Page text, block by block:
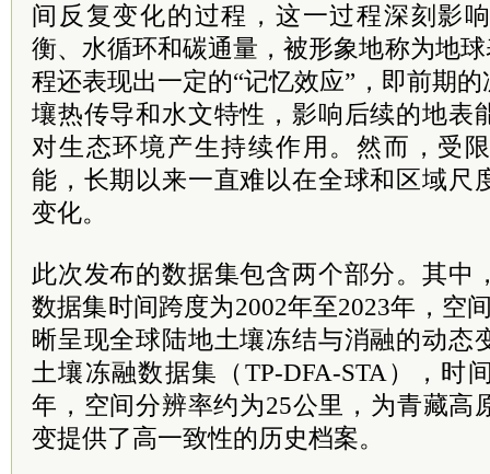
间反复变化的过程，这一过程深刻影
衡、水循环和碳通量，被形象地称为地
程还表现出一定的“记忆效应”，即前期
壤热传导和水文特性，影响后续的地表
对生态环境产生持续作用。然而，受
能，长期以来一直难以在全球和区域尺
变化。
此次发布的数据集包含两个部分。其中
数据集时间跨度为2002年至2023年，空
晰呈现全球陆地土壤冻结与消融的动态
土壤冻融数据集（TP-DFA-STA），时
年，空间分辨率约为25公里，为青藏高
变提供了高一致性的历史档案。